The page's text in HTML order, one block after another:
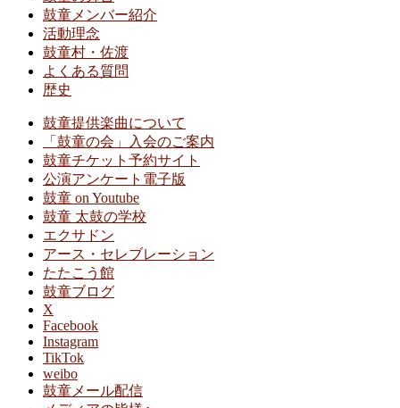
鼓童メンバー紹介
活動理念
鼓童村・佐渡
よくある質問
歴史
鼓童提供楽曲について
「鼓童の会」入会のご案内
鼓童チケット予約サイト
公演アンケート電子版
鼓童 on Youtube
鼓童 太鼓の学校
エクサドン
アース・セレブレーション
たたこう館
鼓童ブログ
X
Facebook
Instagram
TikTok
weibo
鼓童メール配信